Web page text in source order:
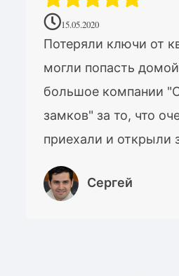
15.05.2020
Потеряли ключи от
могли попасть
большое компании
замков" за то, что
приехали и открыли
Сергей